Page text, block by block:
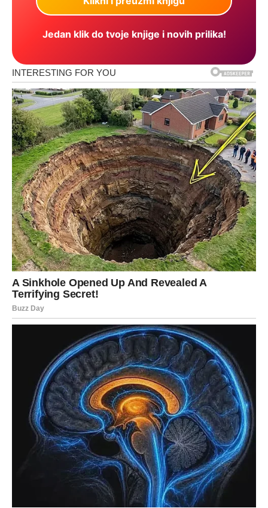
Jedan klik do tvoje knjige i novih prilika!